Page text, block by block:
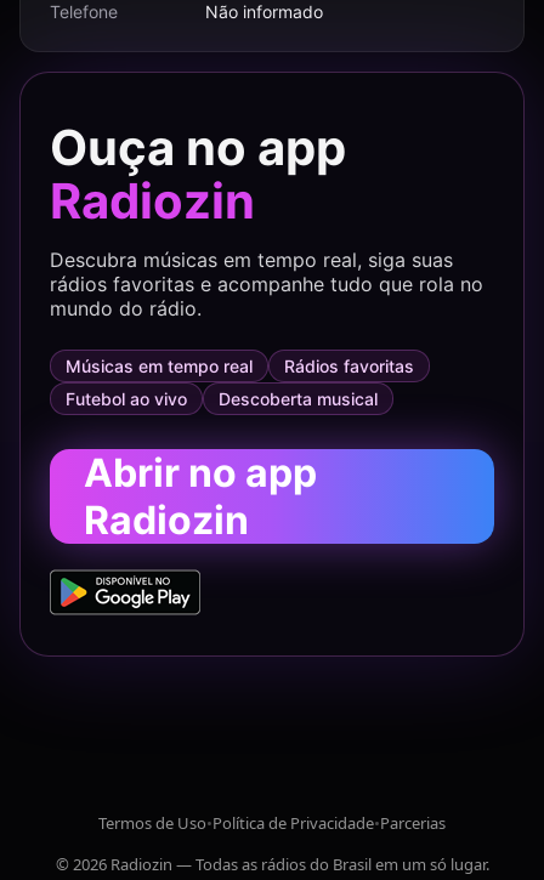
Telefone
Não informado
Ouça no app
Radiozin
Descubra músicas em tempo real, siga suas
rádios favoritas e acompanhe tudo que rola no
mundo do rádio.
Músicas em tempo real
Rádios favoritas
Futebol ao vivo
Descoberta musical
Abrir no app
Radiozin
Termos de Uso•Política de Privacidade•Parcerias
© 2026 Radiozin — Todas as rádios do Brasil em um só lugar.